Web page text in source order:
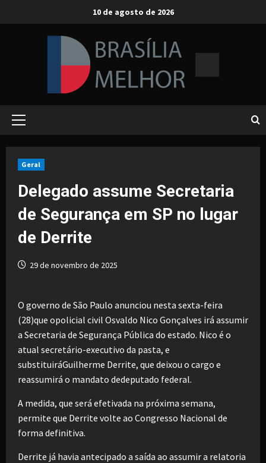
10 de agosto de 2026
Primary
Geral
Delegado assume Secretaria
de Segurança em SP no lugar
de Derrite
29 de novembro de 2025
O governo de São Paulo anunciou nesta sexta-feira
(28)que opolicial civil Osvaldo Nico Gonçalves irá assumir
a Secretaria de Segurança Pública do estado. Nico é o
atual secretário-executivo da pasta, e
substituiráGuilherme Derrite, que deixou o cargo e
reassumirá o mandato dedeputado federal.
A medida, que será efetivada na próxima semana,
permite que Derrite volte ao Congresso Nacional de
forma definitiva.
Derrite já havia antecipado a saída ao assumir a relatoria